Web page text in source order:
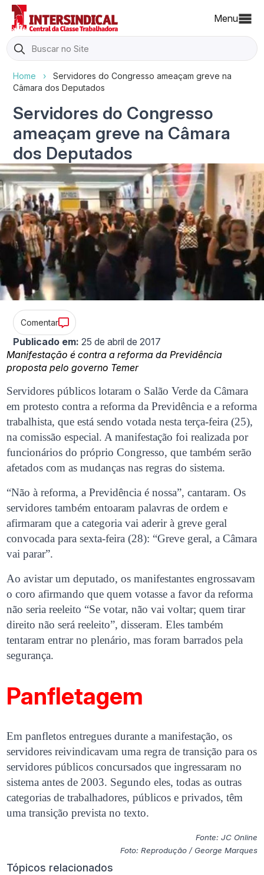
Menu
Search
for:
Home ›
Servidores do Congresso ameaçam greve na
Câmara dos Deputados
Servidores do Congresso
ameaçam greve na Câmara
dos Deputados
Comentar
Publicado em: 25 de abril de 2017
Manifestação é contra a reforma da Previdência
proposta pelo governo Temer
Servidores públicos lotaram o Salão Verde da Câmara
em protesto contra a reforma da Previdência e a reforma
trabalhista, que está sendo votada nesta terça-feira (25),
na comissão especial. A manifestação foi realizada por
funcionários do próprio Congresso, que também serão
afetados com as mudanças nas regras do sistema.
“Não à reforma, a Previdência é nossa”, cantaram. Os
servidores também entoaram palavras de ordem e
afirmaram que a categoria vai aderir à greve geral
convocada para sexta-feira (28): “Greve geral, a Câmara
vai parar”.
Ao avistar um deputado, os manifestantes engrossavam
o coro afirmando que quem votasse a favor da reforma
não seria reeleito “Se votar, não vai voltar; quem tirar
direito não será reeleito”, disseram. Eles também
tentaram entrar no plenário, mas foram barrados pela
segurança.
Panfletagem
Em panfletos entregues durante a manifestação, os
servidores reivindicavam uma regra de transição para os
servidores públicos concursados que ingressaram no
sistema antes de 2003. Segundo eles, todas as outras
categorias de trabalhadores, públicos e privados, têm
uma transição prevista no texto.
Fonte: JC Online
Foto: Reprodução / George Marques
Tópicos relacionados